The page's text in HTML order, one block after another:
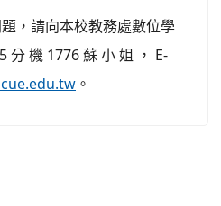
，請向本校教務處數位學
分 機 1776 蘇 小 姐 ， E-
。